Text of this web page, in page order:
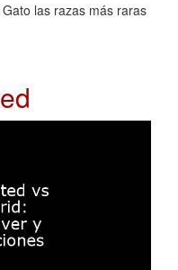
las razas más raras